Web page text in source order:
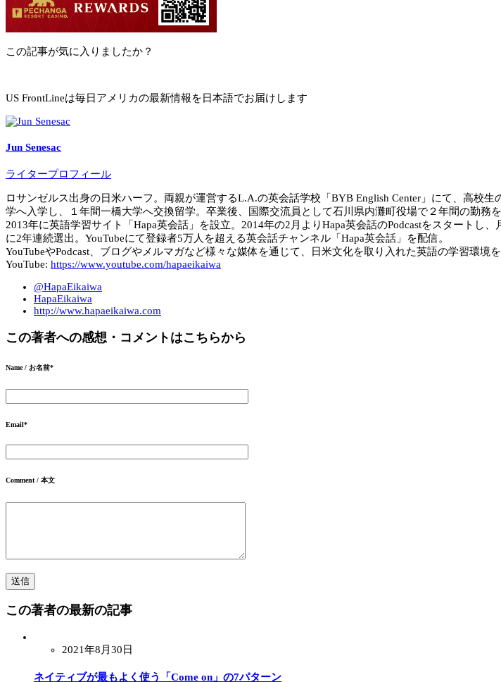
この記事が気に入りましたか？
US FrontLineは毎日アメリカの最新情報を日本語でお届けします
Jun Senesac
ライタープロフィール
ロサンゼルス出身の日米ハーフ。両親が運営するL.A.の英会話学校「BYB English Center」にて、高校
学へ入学し、１年間一橋大学へ交換留学。卒業後、国際交流員として石川県内灘町役場で２年間の勤務
2013年に英語学習サイト「Hapa英会話」を設立。2014年の2月よりHapa英会話のPodcastをスタートし
に2年連続選出。YouTubeにて登録者5万人を超える英会話チャンネル「Hapa英会話」を配信。
YouTubeやPodcast、ブログやメルマガなど様々な媒体を通じて、日米文化を取り入れた英語の学習環境を
YouTube: https://www.youtube.com/hapaeikaiwa
@HapaEikaiwa
HapaEikaiwa
http://www.hapaeikaiwa.com
この著者への感想・コメントはこちらから
Name / お名前*
Email*
Comment / 本文
この著者の最新の記事
2021年8月30日
ネイティブが最もよく使う「Come on」の7パターン